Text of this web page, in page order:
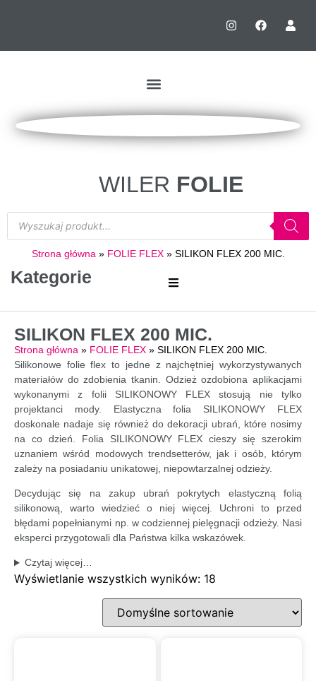
WILER FOLIE
Strona główna » FOLIE FLEX» SILIKON FLEX 200 MIC.
Kategorie
SILIKON FLEX 200 MIC.
Strona główna » FOLIE FLEX » SILIKON FLEX 200 MIC.
Silikonowe folie flex to jedne z najchętniej wykorzystywanych
materiałów do zdobienia tkanin. Odzież ozdobiona aplikacjami
wykonanymi z folii SILIKONOWY FLEX stosują nie tylko
projektanci mody. Elastyczna folia SILIKONOWY FLEX
doskonale nadaje się również do dekoracji ubrań, które nosimy
na co dzień. Folia SILIKONOWY FLEX cieszy się szerokim
uznaniem wśród modowych trendsetterów, jak i osób, którym
zależy na posiadaniu unikatowej, niepowtarzalnej odzieży.
Decydując się na zakup ubrań pokrytych elastyczną folią
silikonową, warto wiedzieć o niej więcej. Uchroni to przed
błędami popełnianymi np. w codziennej pielęgnacji odzieży. Nasi
eksperci przygotowali dla Państwa kilka wskazówek.
Czytaj więcej…
Wyświetlanie wszystkich wyników: 18